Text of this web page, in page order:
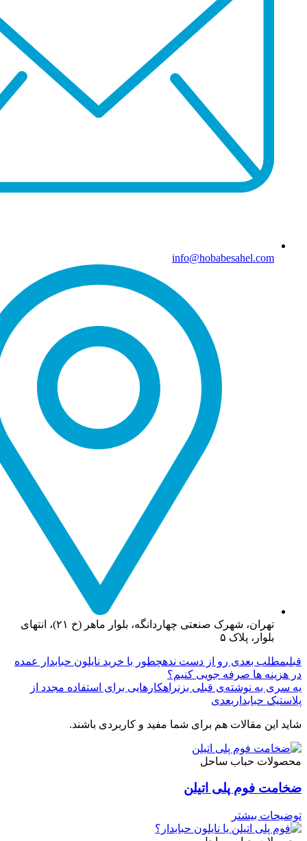
info@hobabesahel.com
تهران، شهرک صنعتی چهاردانگه، بلوار ماهر (خ ۲۱)، انتهای
بلوار، پلاک ۵
قبلیمطلب بعدی رو از دست ندهچطور با خرید نایلون حبابدار عمده
در هزینه‌ ها صرفه‌ جویی کنیم؟
یه سری به نوشته‌ی قبلی بزنراهکارهایی برای استفاده مجدد از
پلاستیک حبابدار بعدی
شاید این مقالات هم برای شما مفید و کاربردی باشند.
محصولات حباب ساحل
ضخامت فوم پلی اتیلن
توضیحات بیشتر